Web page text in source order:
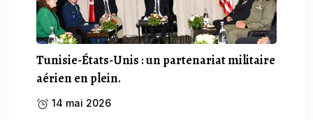
Tunisie-États-Unis : un partenariat militaire
aérien en plein.
14 mai 2026